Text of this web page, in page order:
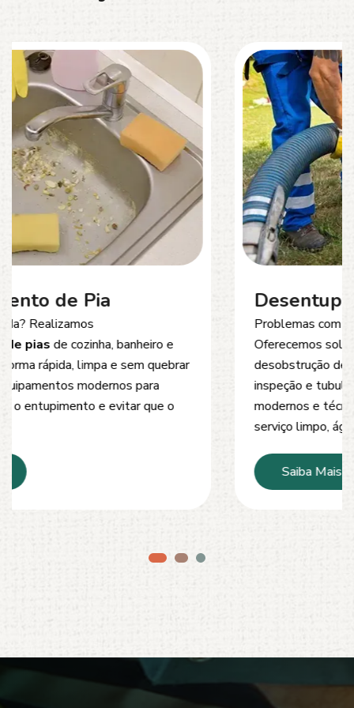
Desentupimento de Esgoto
Problemas com entupimento de esgoto?
Oferecemos soluções rápidas e eficientes para
desobstrução de redes de esgoto, caixas de
inspeção e tubulações. Utilizamos equipamentos
modernos e técnicas seguras que garantem um
serviço limpo, ágil e sem danos à estrutura.